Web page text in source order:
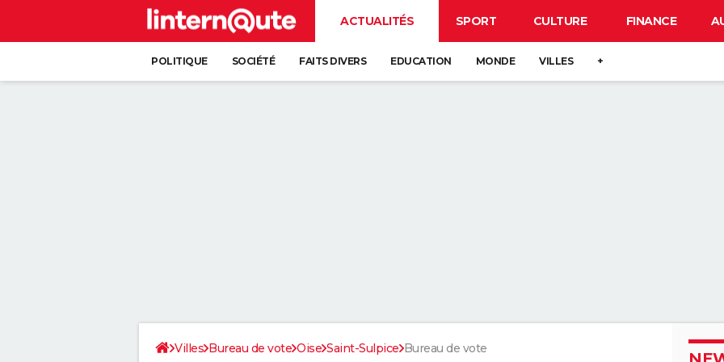
ACTUALITÉS SPORT CULTURE FINANCE
POLITIQUE SOCIÉTÉ FAITS DIVERS EDUCATION MONDE VILLES +
Villes Bureau de vote Oise Saint-Sulpice Bureau de vote